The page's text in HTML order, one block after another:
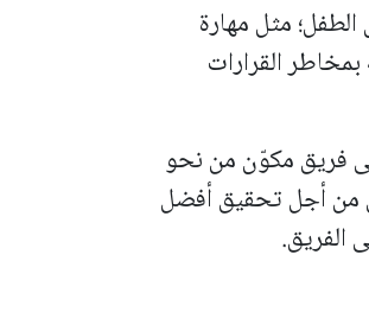
مثل مهارة
القرارات
فريق مكوّن من نحو
من أجل تحقيق أفضل
الفريق.